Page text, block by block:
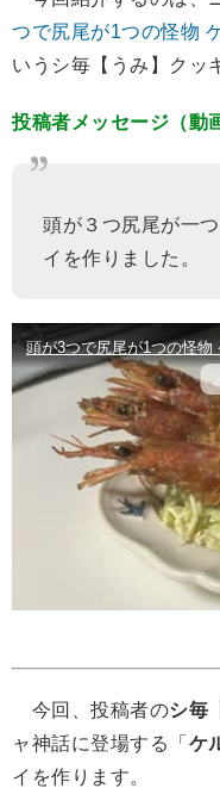
つで尻尾が1つの怪物
いうシ毎【うみ】クッ
投稿者メッセージ（動
頭が３つ尻尾が一
イを作りました。
今回、投稿者のシ毎
ャ神話に登場する「 ケ
イを作ります。